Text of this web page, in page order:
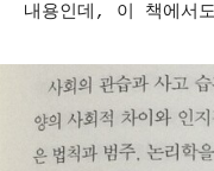
내용인데, 이 책에서